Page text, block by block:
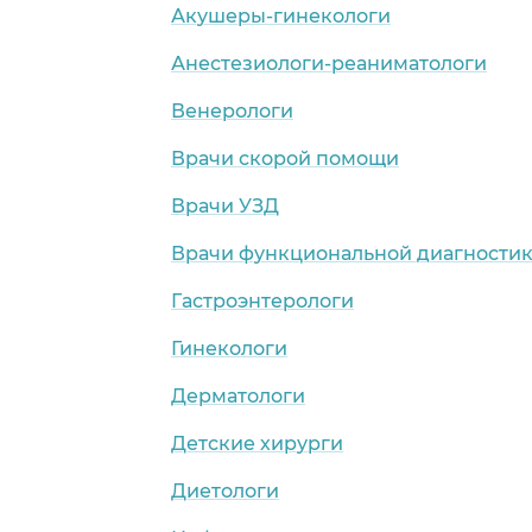
Акушеры-гинекологи
Анестезиологи-реаниматологи
Венерологи
Врачи скорой помощи
Врачи УЗД
Врачи функциональной
Гастроэнтерологи
Гинекологи
Дерматологи
Детские хирурги
Диетологи